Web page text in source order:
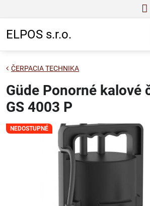
ELPOS s.r.o.
NEDOSTUPNÉ
ČERPACIA TECHNIKA
Güde Ponorné kalové
GS 4003 P